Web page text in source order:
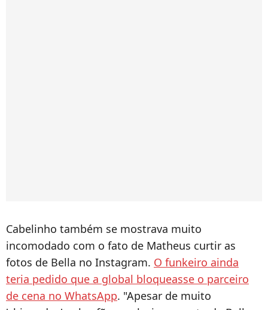
Cabelinho também se mostrava muito
incomodado com o fato de Matheus curtir as
fotos de Bella no Instagram. O funkeiro ainda
teria pedido que a global bloqueasse o parceiro
de cena no WhatsApp. "Apesar de muito